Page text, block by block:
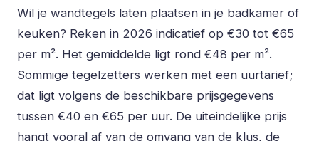
Wil je wandtegels laten plaatsen in je badkamer of
keuken? Reken in 2026 indicatief op €30 tot €65
per m². Het gemiddelde ligt rond €48 per m².
Sommige tegelzetters werken met een uurtarief;
dat ligt volgens de beschikbare prijsgegevens
tussen €40 en €65 per uur. De uiteindelijke prijs
hangt vooral af van de omvang van de klus, de